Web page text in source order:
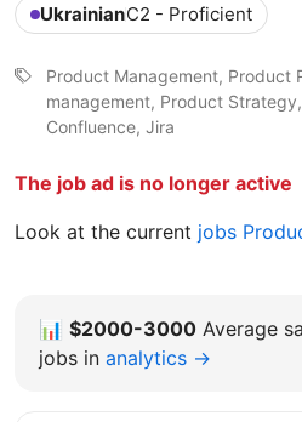
UkrainianC2 - Proficient
Product Management, Product
management, Product
Confluence, Jira
The job ad is no longer active
Look at the current jobs
📊 $2000-3000 Average
jobs in analytics →